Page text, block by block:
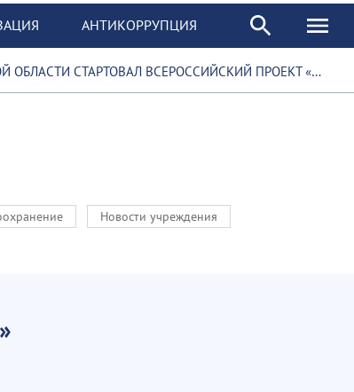
АНТИКОРРУПЦИЯ
СТАРТОВАЛ ВСЕРОССИЙСКИЙ ПРОЕКТ «ОНКОПАТРУЛЬ»
Новости учреждения